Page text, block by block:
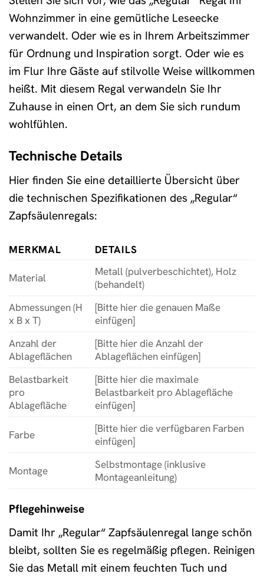
Wohnzimmer in eine gemütliche Leseecke
verwandelt. Oder wie es in Ihrem Arbeitszimmer
für Ordnung und Inspiration sorgt. Oder wie es
im Flur Ihre Gäste auf stilvolle Weise willkommen
heißt. Mit diesem Regal verwandeln Sie Ihr
Zuhause in einen Ort, an dem Sie sich rundum
wohlfühlen.
Technische Details
Hier finden Sie eine detaillierte Übersicht über
die technischen Spezifikationen des „Regular“
Zapfsäulenregals:
MERKMAL DETAILS
Material
Metall (pulverbeschichtet), Holz
(behandelt)
Abmessungen (H
x B x T)
[Bitte hier die genauen Maße
einfügen]
Anzahl der
Ablageflächen
[Bitte hier die Anzahl der
Ablageflächen einfügen]
Belastbarkeit
pro
Ablagefläche
[Bitte hier die maximale
Belastbarkeit pro Ablagefläche
einfügen]
Farbe
[Bitte hier die verfügbaren Farben
einfügen]
Montage
Selbstmontage (inklusive
Montageanleitung)
Pflegehinweise
Damit Ihr „Regular“ Zapfsäulenregal lange schön
bleibt, sollten Sie es regelmäßig pflegen. Reinigen
Sie das Metall mit einem feuchten Tuch und